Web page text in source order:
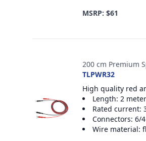
MSRP: $61
200 cm Premium
TLPWR32
High quality red
Length: 2 meter
Rated current:
Connectors: 6/
Wire material: